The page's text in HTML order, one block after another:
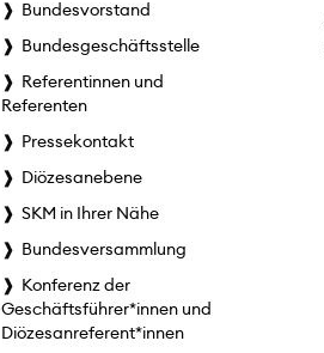
Bundesvorstand
Bundesgeschäftsstelle
Referentinnen und
Referenten
Pressekontakt
Diözesanebene
SKM in Ihrer Nähe
Bundesversammlung
Konferenz der
Geschäftsführer*innen und
Diözesanreferent*innen